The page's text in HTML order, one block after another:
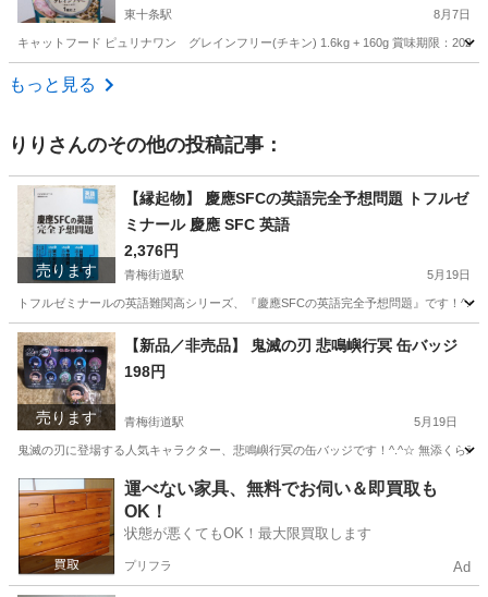
東十条駅 8月7日
キャットフード ピュリナワン グレインフリー(チキン) 1.6kg + 160g 賞味期限：
東京 北区
もっと見る
りり さんのその他の投稿記事：
売ります
【縁起物】 慶應SFCの英語完全予想問題 トフルゼ
ミナール 慶應 SFC 英語
2,376円
青梅街道駅 5月19日
トフルゼミナールの英語難関高シリーズ、『慶應SFCの英語完全予想問題』です！
東京 小平市 青梅街道駅 参考書 湘南
売ります
【新品／非売品】 鬼滅の刃 悲鳴嶼行冥 缶バッジ
198円
青梅街道駅 5月19日
鬼滅の刃に登場する人気キャラクター、悲鳴嶼行冥の缶バッジです！^.^☆ 無添くら
東京 小平市 青梅街道駅 おもちゃ 鬼滅の刃
運べない家具、無料でお伺い＆即買取も
OK！
状態が悪くてもOK！最大限買取します
プリフラ Ad